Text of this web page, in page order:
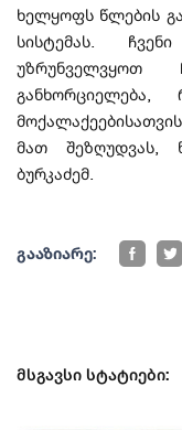
ხელყოფს წლების
სისტემას.
უზრუნველვყოთ
მათ შეზღუდვას,
ბურკაძემ.
გააზიარე:
მსგავსი სტატიები: